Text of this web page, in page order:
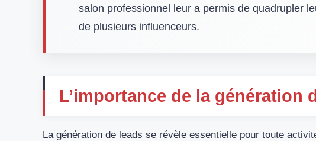
salon professionnel leur a permis de quadrupler
de plusieurs influenceurs.
L’importance de la génération
La génération de leads se révèle essentielle pour toute